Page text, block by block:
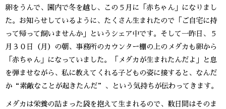
卵をうんで、園内で冬を越し、この５月に「赤ちゃん」になりまし
た。お知らせしているように、たくさん生まれたので「ご自宅に持
って帰って飼いませんか」というシェア中です。そして一昨日、５
月３０日（月）の朝、事務所のカウンター棚の上のメダカも卵から
「赤ちゃん」になっていました。「メダカが生まれたんだよ」と息
を弾ませながら、私に教えてくれる子どもの姿に接すると、なんだ
か“素敵なことが起きたんだ”、という気持ちが伝わってきます。
メダカは栄養の詰まった袋を抱えて生まれるので、数日間はそのま